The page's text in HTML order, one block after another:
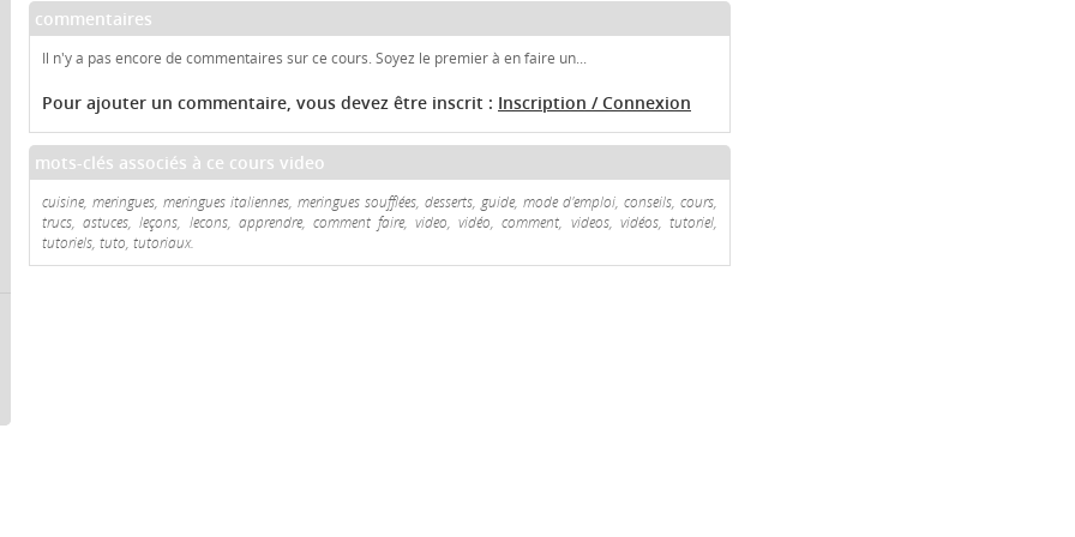
commentaires
Il n'y a pas encore de commentaires sur ce cours. Soyez le premier à en faire un...
Pour ajouter un commentaire, vous devez être inscrit : Inscription / Connexion
mots-clés associés à ce cours video
cuisine, meringues, meringues italiennes, meringues soufflées, desserts, guide, mode d'emploi, conseils, cours,
trucs, astuces, leçons, lecons, apprendre, comment faire, video, vidéo, comment, videos, vidéos, tutoriel,
tutoriels, tuto, tutoriaux.